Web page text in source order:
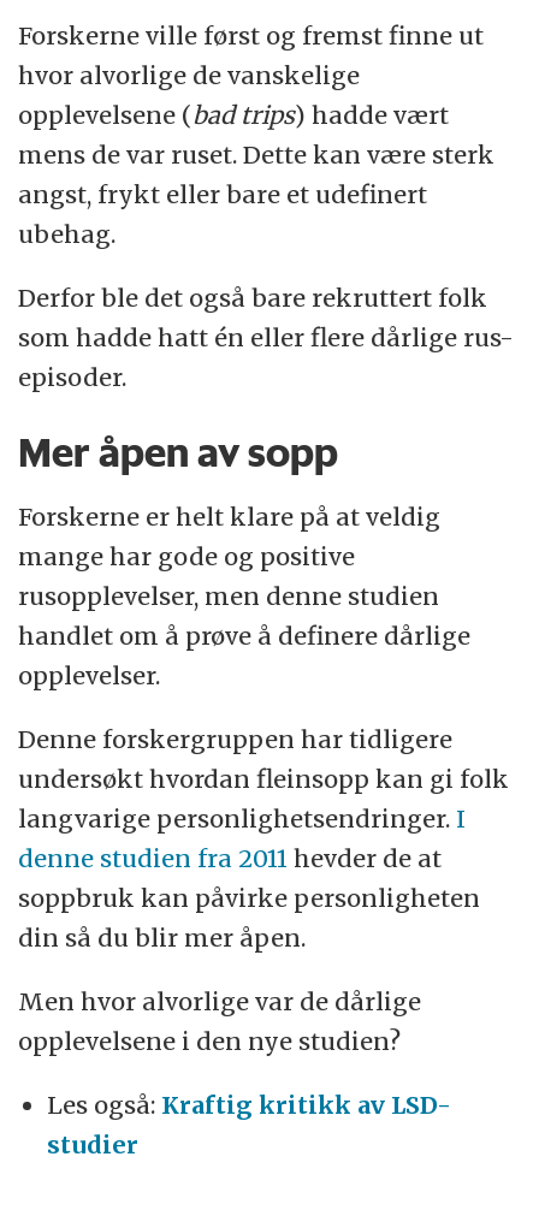
Forskerne ville først og fremst finne ut
hvor alvorlige de vanskelige
opplevelsene (bad trips) hadde vært
mens de var ruset. Dette kan være sterk
angst, frykt eller bare et udefinert
ubehag.
Derfor ble det også bare rekruttert folk
som hadde hatt én eller flere dårlige rus-
episoder.
Mer åpen av sopp
Forskerne er helt klare på at veldig
mange har gode og positive
rusopplevelser, men denne studien
handlet om å prøve å definere dårlige
opplevelser.
Denne forskergruppen har tidligere
undersøkt hvordan fleinsopp kan gi folk
langvarige personlighetsendringer. I
denne studien fra 2011 hevder de at
soppbruk kan påvirke personligheten
din så du blir mer åpen.
Men hvor alvorlige var de dårlige
opplevelsene i den nye studien?
Les også: Kraftig kritikk av LSD-
studier